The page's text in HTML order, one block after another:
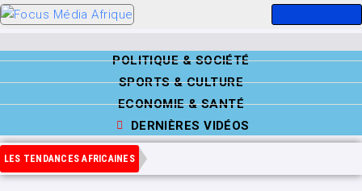
POLITIQUE & SOCIÉTÉ
SPORTS & CULTURE
ECONOMIE & SANTÉ
DERNIÈRES VIDÉOS
LES TENDANCES AFRICAINES